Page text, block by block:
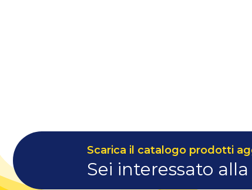
Scarica il catalogo prodotti
Sei interessato